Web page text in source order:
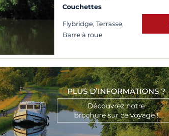
Couchettes
Flybridge, Terrasse,
Barre à roue